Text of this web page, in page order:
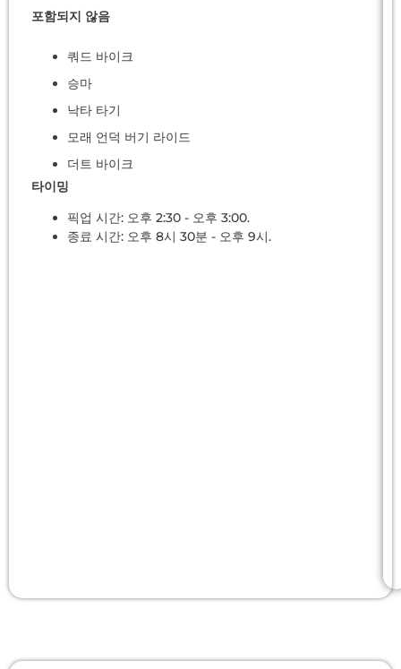
포함되지 않음
쿼드 바이크
승마
낙타 타기
모래 언덕 버기 라이드
더트 바이크
타이밍
픽업 시간: 오후 2:30 - 오후 3:00.
종료 시간: 오후 8시 30분 - 오후 9시.